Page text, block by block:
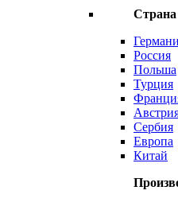
Страна
Россия
Польша
Турция
Сербия
Европа
Китай